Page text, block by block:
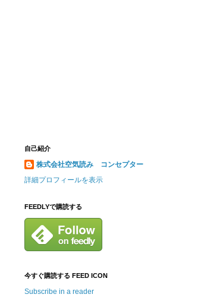
自己紹介
株式会社空気読み コンセプター
詳細プロフィールを表示
FEEDLYで購読する
今すぐ購読する FEED ICON
Subscribe in a reader